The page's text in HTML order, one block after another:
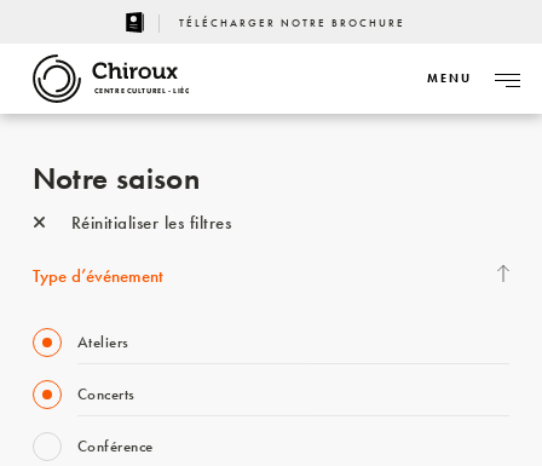
TÉLÉCHARGER NOTRE BROCHURE
CENTRE CULTUREL - LIÈGE
MENU
Notre saison
Réinitialiser les filtres
Type d’événement
Ateliers
Concerts
Conférence